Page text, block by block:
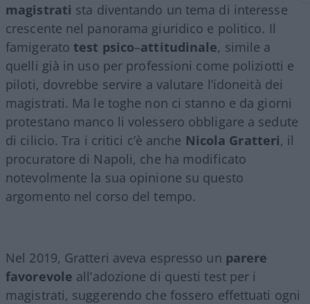
magistrati sta diventando un tema di interesse
crescente nel panorama giuridico e politico. Il
famigeratotest psico–attitudinale, simile a
quelli già in uso per professioni come poliziotti e
piloti, dovrebbe servire a valutare l’idoneità dei
magistrati. Ma le toghe non ci stanno e da giorni
protestano manco li volessero obbligare a sedute
di cilicio. Tra i critici c’è anche Nicola Gratteri, il
procuratore di Napoli, che ha modificato
notevolmente la sua opinione su questo
argomento nel corso del tempo.
Nel 2019, Gratteri aveva espresso un parere
favorevole all’adozione di questi test per i
magistrati, suggerendo che fossero effettuati ogni